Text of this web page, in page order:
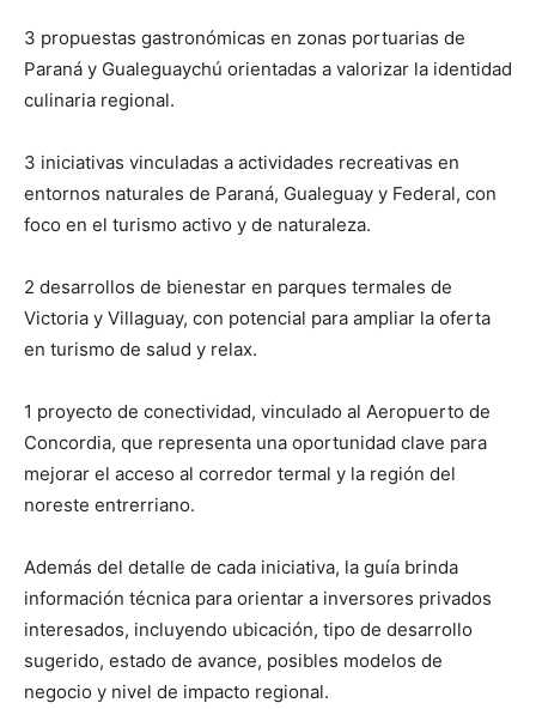
3 propuestas gastronómicas en zonas portuarias de
Paraná y Gualeguaychú orientadas a valorizar la identidad
culinaria regional.
3 iniciativas vinculadas a actividades recreativas en
entornos naturales de Paraná, Gualeguay y Federal, con
foco en el turismo activo y de naturaleza.
2 desarrollos de bienestar en parques termales de
Victoria y Villaguay, con potencial para ampliar la oferta
en turismo de salud y relax.
1 proyecto de conectividad, vinculado al Aeropuerto de
Concordia, que representa una oportunidad clave para
mejorar el acceso al corredor termal y la región del
noreste entrerriano.
Además del detalle de cada iniciativa, la guía brinda
información técnica para orientar a inversores privados
interesados, incluyendo ubicación, tipo de desarrollo
sugerido, estado de avance, posibles modelos de
negocio y nivel de impacto regional.